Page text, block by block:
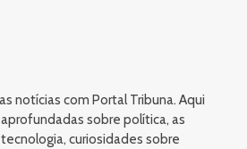
notícias com Portal Tribuna. Aqui
sobre política, as
curiosidades sobre